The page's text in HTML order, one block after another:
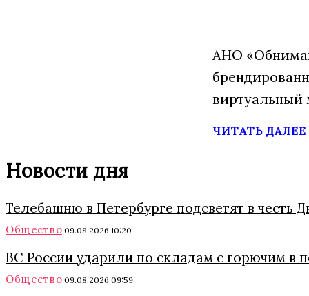
АНО
виртуальный
ЧИТАТЬ ДАЛЕЕ
Новости дня
Телебашню в Петербурге подсветят в честь
Общество 09.08.2026 10:20
ВС России ударили по складам с горючим в
Общество 09.08.2026 09:59